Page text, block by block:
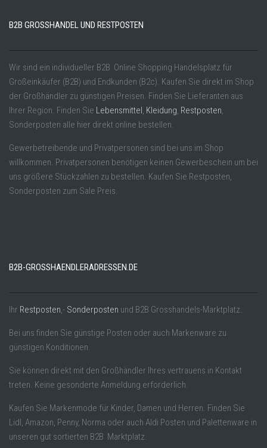
B2B GROSSHANDEL UND RESTPOSTEN
Wir sind ein individueller B2B Online Shopping Handelsplatz für
Großeinkäufer (B2B) und Endkunden (B2c). Kaufen Sie direkt im Shop
der Großhändler zu günstigen Preisen. Finden Sie Lieferanten aus
Ihrer Region. Finden Sie Lebensmittel , Kleidung, Restposten,
Sonderposten alle hier direkt online bestellen.
Gewerbetreibende und Privatpersonen sind bei uns im Shop
willkommen. Privatpersonen benötigen keinen Gewerbeschein um bei
uns größere Stückzahlen zu bestellen. Kaufen Sie Restposten,
Sonderposten zum Sale Preis.
B2B-GROSSHAENDLERADRESSEN.DE
Ihr Restposten,- Sonderposten und B2B Grosshandels-Marktplatz.
Bei uns finden Sie günstige Posten oder auch Markenware zu
günstigen Konditionen.
Sie können direkt mit den Großhändler Ihres vertrauens in Kontakt
treten. Keine gesonderte Anmeldung erforderlich.
Kaufen Sie Markenmode für Kinder, Damen und Herren. Finden Sie
Lidl, Amazon, Penny, Norma oder auch Aldi Posten und Palettenware in
unseren gut sortierten B2B Marktplatz.